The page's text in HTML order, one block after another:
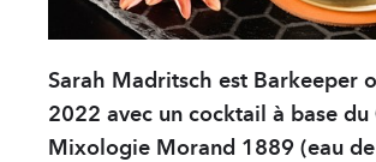
Sarah Madritsch est Barkeeper
2022 avec un cocktail à base du
Mixologie Morand 1889 (eau